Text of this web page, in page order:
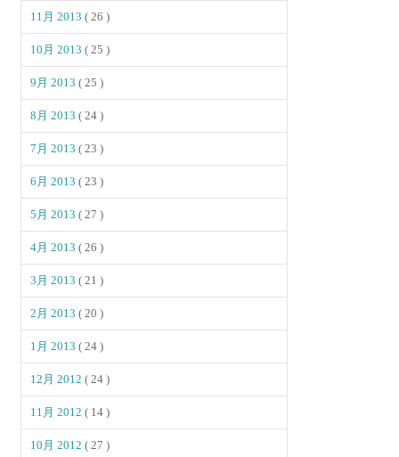
11月 2013( 26 )
10月 2013( 25 )
9月 2013( 25 )
8月 2013( 24 )
7月 2013( 23 )
6月 2013( 23 )
5月 2013( 27 )
4月 2013( 26 )
3月 2013( 21 )
2月 2013( 20 )
1月 2013( 24 )
12月 2012( 24 )
11月 2012( 14 )
10月 2012( 27 )